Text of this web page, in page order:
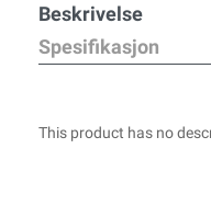
Beskrivelse
Spesifikasjon
This product has no